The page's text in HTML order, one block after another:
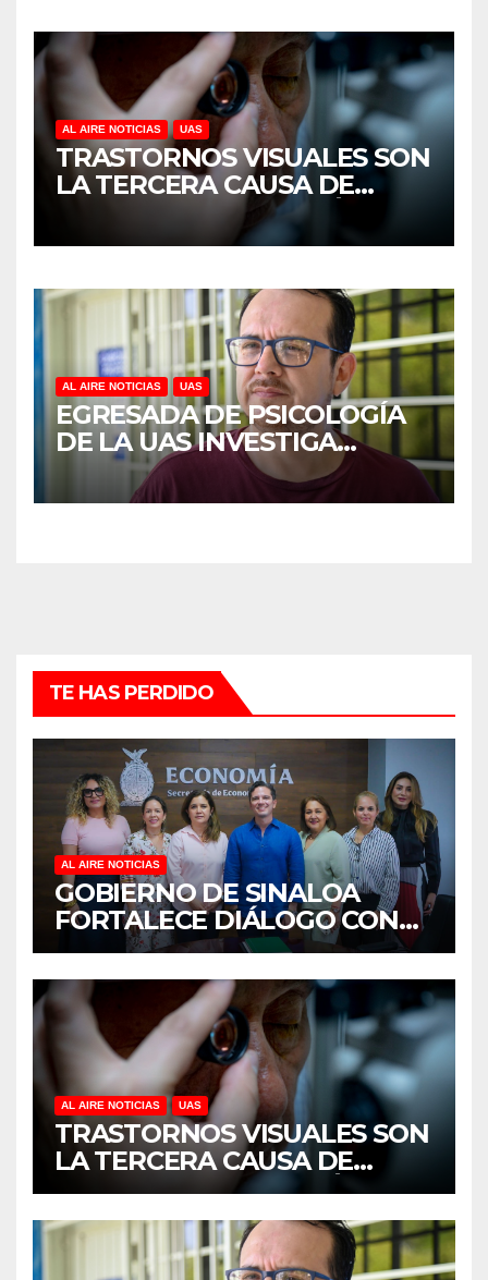
AL AIRE NOTICIAS UAS
TRASTORNOS VISUALES SON
LA TERCERA CAUSA DE
DISCAPACIDAD EN MÉXICO,
REVELA ESTUDIO DEL
AL AIRE NOTICIAS UAS
EGRESADA DE PSICOLOGÍA
DE LA UAS INVESTIGA
DUELO ANTICIPADO Y
SOBRECARGA EN
TE HAS PERDIDO
AL AIRE NOTICIAS
GOBIERNO DE SINALOA
FORTALECE DIÁLOGO CON
MUJERES EMPRESARIAS DE
CULIACÁN
AL AIRE NOTICIAS UAS
TRASTORNOS VISUALES SON
LA TERCERA CAUSA DE
DISCAPACIDAD EN MÉXICO,
REVELA ESTUDIO DEL
CIDOCS DE LA UAS